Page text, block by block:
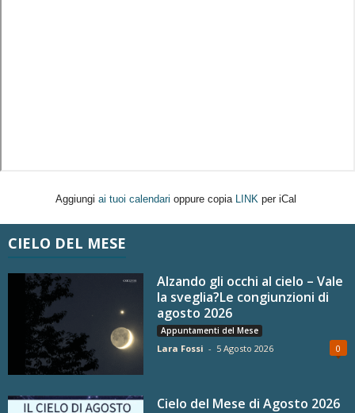
Aggiungi ai tuoi calendari oppure copia LINK per iCal
CIELO DEL MESE
Alzando gli occhi al cielo – Vale
la sveglia?Le congiunzioni di
agosto 2026
Appuntamenti del Mese
Lara Fossi - 5 Agosto 2026 0
Cielo del Mese di Agosto 2026